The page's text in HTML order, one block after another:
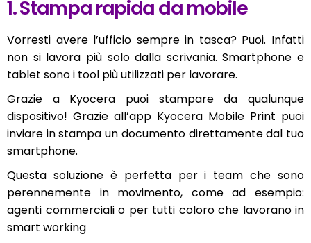
1. Stampa rapida da mobile
Vorresti avere l’ufficio sempre in tasca? Puoi. Infatti
non si lavora più solo dalla scrivania. Smartphone e
tablet sono i tool più utilizzati per lavorare.
Grazie a Kyocera puoi stampare da qualunque
dispositivo! Grazie all’app Kyocera Mobile Print puoi
inviare in stampa un documento direttamente dal tuo
smartphone.
Questa soluzione è perfetta per i team che sono
perennemente in movimento, come ad esempio:
agenti commerciali o per tutti coloro che lavorano in
smart working